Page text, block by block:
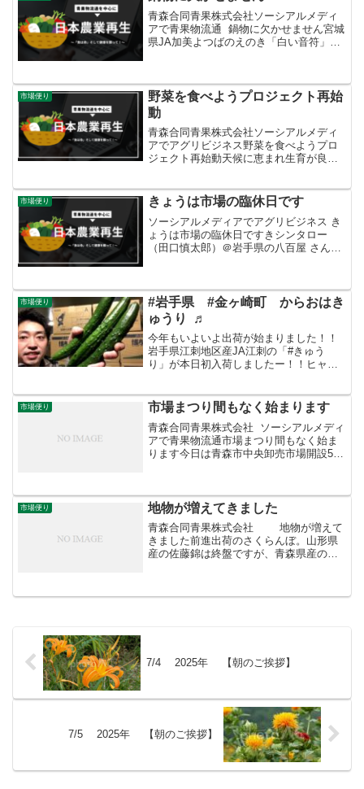
青森合同青果株式会社ソーシアルメディ
アで青果物流通 鍋物に欠かせません宮城
県JA加美よつばのえのき「白い音符」。
ホール」は「田んぼ...
市場便り
野菜を食べようプロジェクト再始
動
青森合同青果株式会社ソーシアルメディ
アでアグリビジネス野菜を食べようプロ
ジェクト再始動天候に恵まれ生育が良好
進するため、今年の１月に引き続き「野
菜を食べようプロジェクト...
市場便り きょうは市場の臨休日です
ソーシアルメディアでアグリビジネス き
ょうは市場の臨休日ですきシンタロー
（田口慎太郎）＠岩手県の八百屋‏ さんか
そろそろ生の「ブ...
市場便り
#岩手県 #金ヶ崎町 からおはき
ゅうり ♬
今年もいよいよ出荷が始まりました！！
岩手県江刺地区産JA江刺の「#きゅう
り」が本日初入荷しましたー！！ヒャッ
市場便り 市場まつり間もなく始まります
青森合同青果株式会社 ソーシアルメディ
アで青果物流通市場まつり間もなく始ま
ります今日は青森市中央卸売市場開設50
には、新型コロナウ...
市場便り 地物が増えてきました
青森合同青果株式会社 地物が増えて
きました前進出荷のさくらんぼ。山形県
産の佐藤錦は終盤ですが、青森県産のピ
7/4 2025年 【朝のご挨拶】
7/5 2025年 【朝のご挨拶】